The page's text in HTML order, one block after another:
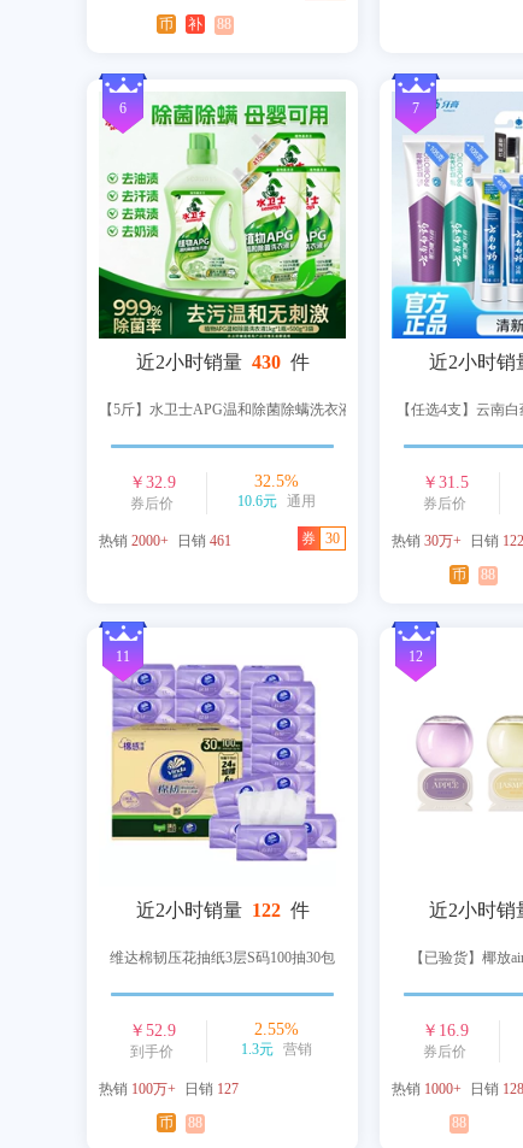
币 补 88
6
近2小时销量 430 件
【5斤】水卫士APG温和除菌除螨洗衣液
￥ 32.9
券后价
32.5%
10.6元 通用
热销 2000+ 日销 461 券 30
7
近2小时销
【任选4支】云南
￥ 31.5
券后价
热销 30万+ 日销
币 88
11
近2小时销量 122 件
维达棉韧压花抽纸3层S码100抽30包
￥ 52.9
到手价
2.55%
1.3元 营销
热销 100万+ 日销 127
币
88
12
近2小时销
【已验货】椰放
￥ 16.9
券后价
热销 1000+ 日销 128
88